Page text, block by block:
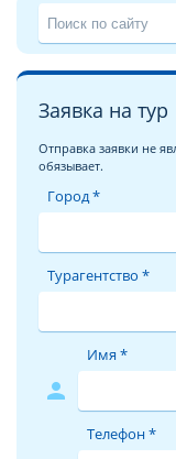
Заявка на тур
Отправка заявки не
обязывает.
Город *
Турагентство *
person
Имя *
Телефон *